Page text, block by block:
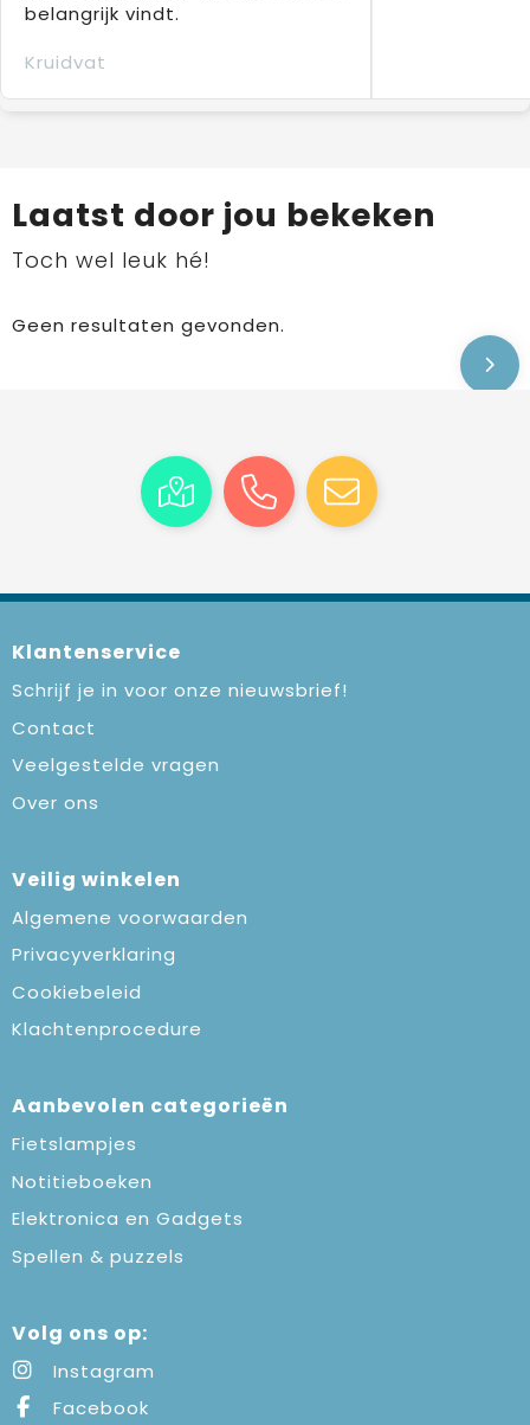
belangrijk vindt.
Kruidvat
Laatst door jou bekeken
Toch wel leuk hé!
Geen resultaten gevonden.
Klantenservice
Schrijf je in voor onze nieuwsbrief!
Contact
Veelgestelde vragen
Over ons
Veilig winkelen
Algemene voorwaarden
Privacyverklaring
Cookiebeleid
Klachtenprocedure
Aanbevolen categorieën
Fietslampjes
Notitieboeken
Elektronica en Gadgets
Spellen & puzzels
Volg ons op:
Instagram
Facebook